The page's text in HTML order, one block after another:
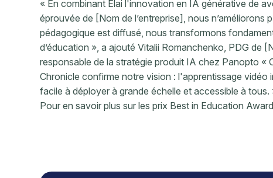
« En combinant Elai l'innovation en IA générative de
éprouvée de [Nom de l’entreprise], nous
pédagogique est diffusé, nous transformons
d’éducation », a ajouté Vitalii Romanchenko, PDG de
responsable de la stratégie produit IA chez Panopto «
Chronicle confirme notre vision : l'apprentissage vidéo
facile à déployer à grande échelle et accessible à tous.
Pour en savoir plus sur les prix Best in Education